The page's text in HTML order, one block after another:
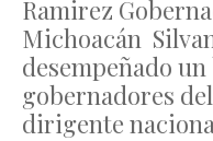
Ramirez
Michoacán
desempeñado
gobernadores
dirigente